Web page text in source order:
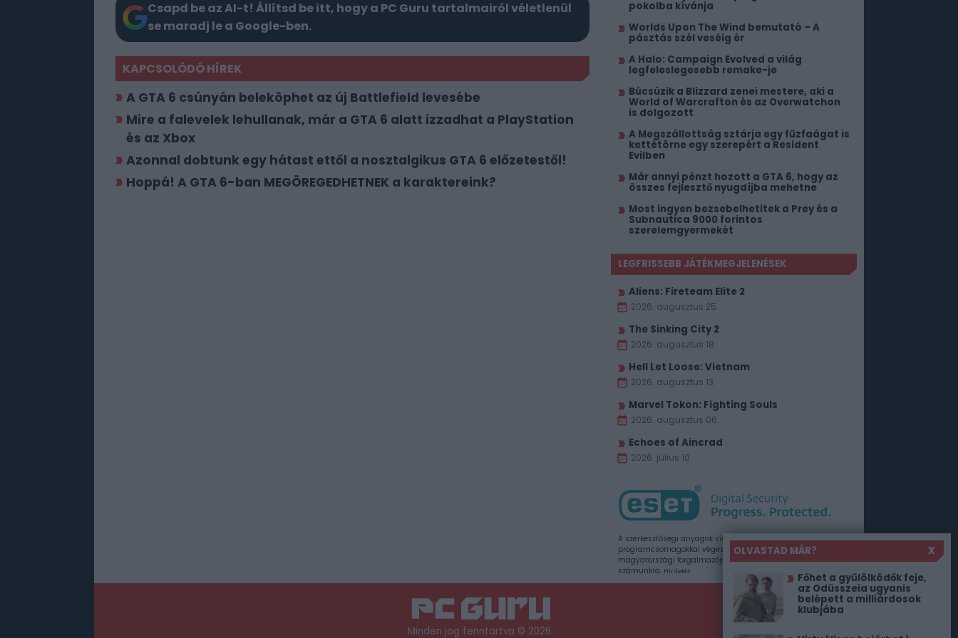
Csapd be az AI-t! Állítsd be itt, hogy a PC Guru tartalmairól véletlenül
se maradj le a Google-ben.
KAPCSOLÓDÓ HÍREK
A GTA 6 csúnyán beleköphet az új Battlefield levesébe
Mire a falevelek lehullanak, már a GTA 6 alatt izzadhat a PlayStation
és az Xbox
Azonnal dobtunk egy hátast ettől a nosztalgikus GTA 6 előzetestől!
Hoppá! A GTA 6-ban MEGÖREGEDHETNEK a karaktereink?
OLVASTAD MÁR?
X
Főhet a gyűlölködők feje,
az Odüsszeia ugyanis
belépett a milliárdosok
klubjába
pokolba kívánja
Worlds Upon The Wind bemutató – A
pásztás szél veséig ér
A Halo: Campaign Evolved a világ
legfeleslegesebb remake-je
Búcsúzik a Blizzard zenei mestere, aki a
World of Warcrafton és az Overwatchon
is dolgozott
A Megszállottság sztárja egy fűzfaágat is
kettétörne egy szerepért a Resident
Evilben
Már annyi pénzt hozott a GTA 6, hogy az
összes fejlesztő nyugdíjba mehetne
Most ingyen bezsebelhetitek a Prey és a
Subnautica 9000 forintos
szerelemgyermekét
LEGFRISSEBB JÁTÉKMEGJELENÉSEK
Aliens: Fireteam Elite 2
2026. augusztus 25.
The Sinking City 2
2026. augusztus 18.
Hell Let Loose: Vietnam
2026. augusztus 13.
Marvel Tokon: Fighting Souls
2026. augusztus 06.
Echoes of Aincrad
2026. július 10.
A szerkesztőségi anyagok vírusellenőrzését az ESET
programcsomagokkal végezzük, amelyet a szoftver
magyarországi forgalmazója, a Sicontact Kft. biztosít
számunkra. Hirdetés
Minden jog fenntartva © 2026